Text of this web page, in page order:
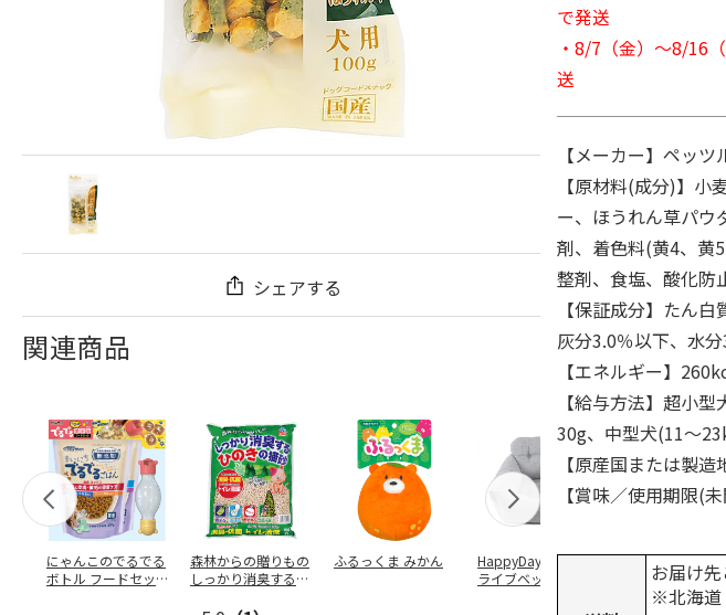
シェアする
関連商品
にゃんこのでるでる
ボトル フードセッ
森林からの贈りもの
しっかり消臭するひ
ふるっくま みかん
HappyDays 2wayド
ライブベッド グレ
獣医師開発 ニオ
をとる砂専用 猫
イレ ナチュラル
で発送
・8/7（金）～8/16
送
【メーカー】ペッツ
【原材料(成分)】
ー、ほうれん草パウ
剤、着色料(黄4、黄
整剤、食塩、酸化防
【保証成分】たん
灰分3.0％以下、水
【エネルギー】
【給与方法】超小
30g、中型犬(11～
【原産国または製造
【賞味／使用期限(
お届け先
※北海道